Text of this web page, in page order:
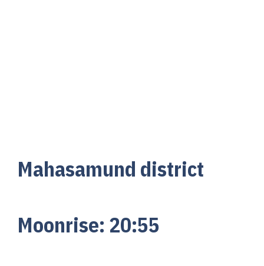
Mahasamund district
Moonrise: 20:55